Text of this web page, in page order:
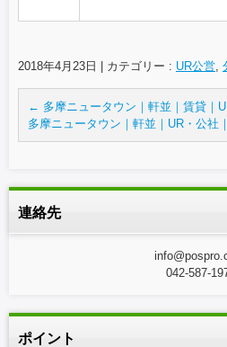
2018年4月23日 カテゴリー : UR公営,
← 多摩ニュータウン｜軒並｜賃貸｜
多摩ニュータウン｜軒並｜UR・公社
連絡先
042-587-
ポイント